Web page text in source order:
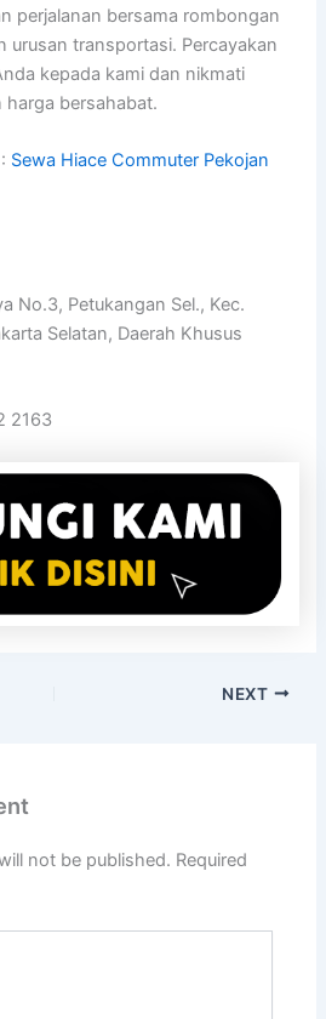
perjalanan bersama rombongan
urusan transportasi. Percayakan
kepada kami dan nikmati
harga bersahabat.
Sewa Hiace Commuter Pekojan
No.3, Petukangan Sel., Kec.
Selatan, Daerah Khusus
2163
NEXT
not be published. Required